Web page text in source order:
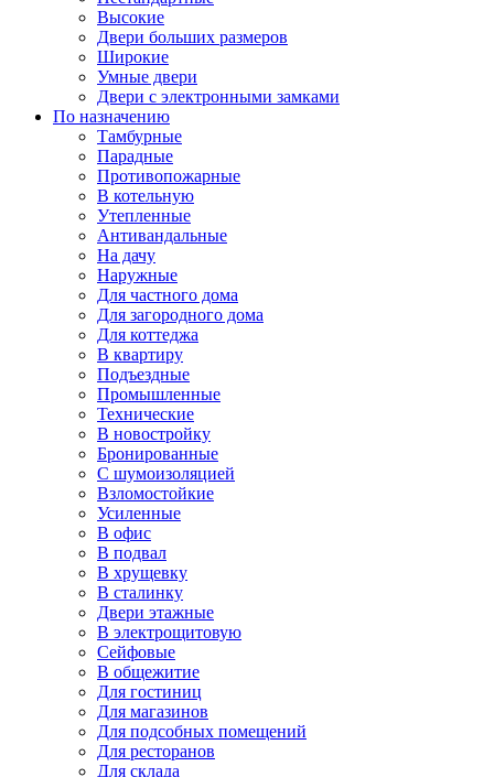
Высокие
Двери больших размеров
Широкие
Умные двери
Двери с электронными замками
По назначению
Тамбурные
Парадные
Противопожарные
В котельную
Утепленные
Антивандальные
На дачу
Наружные
Для частного дома
Для загородного дома
Для коттеджа
В квартиру
Подъездные
Промышленные
Технические
В новостройку
Бронированные
С шумоизоляцией
Взломостойкие
Усиленные
В офис
В подвал
В хрущевку
В сталинку
Двери этажные
В электрощитовую
Сейфовые
В общежитие
Для гостиниц
Для магазинов
Для подсобных помещений
Для ресторанов
Для склада